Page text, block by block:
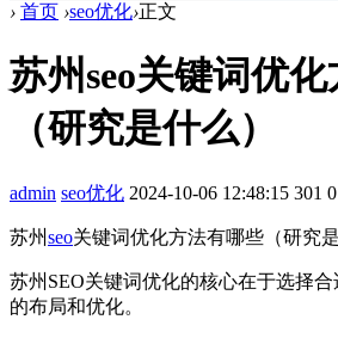
› 首页 ›seo优化›正文
苏州seo关键词优
（研究是什么）
admin seo优化 2024-10-06 12:48:15 301 0
苏州seo关键词优化方法有哪些（研究是
苏州SEO关键词优化的核心在于选择
的布局和优化。